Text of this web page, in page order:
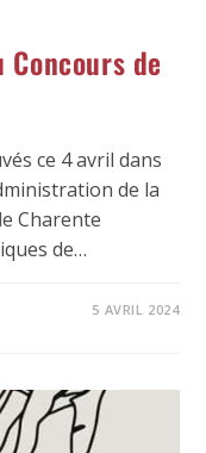
de
ce 4 avril dans
de la
Charente
de…
5 AVRIL 2024